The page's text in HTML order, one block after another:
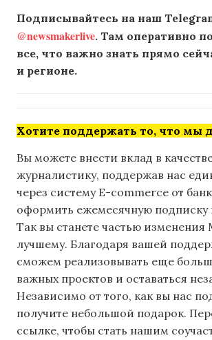
Подписывайтесь на наш
@newsmakerlive. Там оперативно
все, что важно знать прямо
и регионе.
Хотите поддержать то, что мы
Вы можете внести вклад в
журналистику, поддержав нас
через систему E-commerce от
оформить ежемесячную подписку
Так вы станете частью
лучшему. Благодаря вашей
сможем реализовывать еще
важных проектов и оставаться
Независимо от того, как вы нас
получите небольшой подарок.
ссылке, чтобы стать нашим